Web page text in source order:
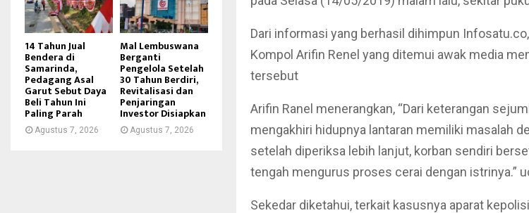
Dari informasi yang berhasil dihimpun
Kompol Arifin Renel yang ditemui awak media
tersebut
Arifin Ranel menerangkan, “Dari keterangan
mengakhiri hidupnya lantaran memiliki masalah
setelah diperiksa lebih lanjut, korban sendiri
tengah mengurus proses cerai dengan istrinya.”
Sekedar diketahui, terkait kasusnya aparat
14 Tahun Jual
Bendera di
Samarinda,
Pedagang Asal
Garut Sebut Daya
Beli Tahun Ini
Paling Parah
Agustus 7, 2026
Mal Lembuswana
Berganti
Pengelola Setelah
30 Tahun Berdiri,
Revitalisasi dan
Penjaringan
Investor Disiapkan
Agustus 7, 2026